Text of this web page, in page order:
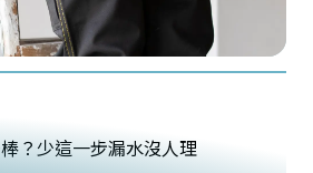
？少這一步漏水沒人理